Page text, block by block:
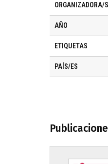
ORGANIZADORA/S
AÑO
ETIQUETAS
PAÍS/ES